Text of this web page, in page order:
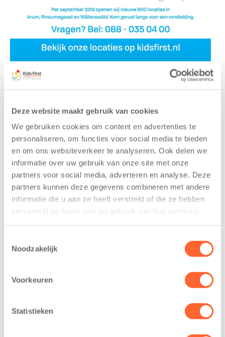
Deze website maakt gebruik van cookies
We gebruiken cookies om content en advertenties te
personaliseren, om functies voor social media te bieden
en om ons websiteverkeer te analyseren. Ook delen we
informatie over uw gebruik van onze site met onze
partners voor social media, adverteren en analyse. Deze
partners kunnen deze gegevens combineren met andere
informatie die u aan ze heeft verstrekt of die ze hebben
verzameld op basis van uw gebruik van hun services.
Noodzakelijk
Voorkeuren
Statistieken
Gerelateerde berichten